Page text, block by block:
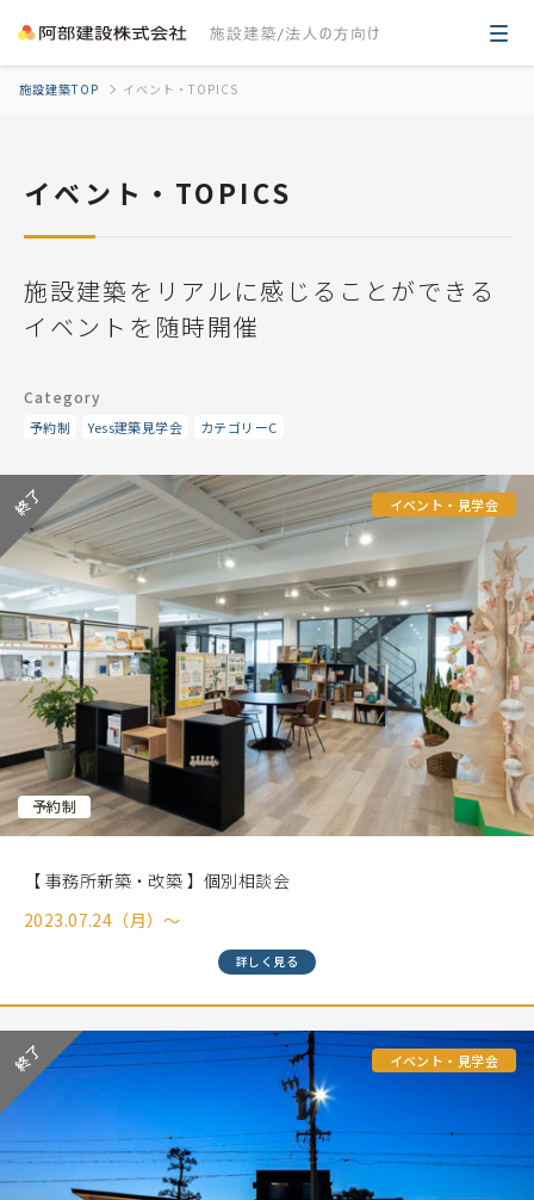
施設建築TOP イベント・TOPICS
イベント・TOPICS
施設建築をリアルに感じることができる
イベントを随時開催
Category
予約制 Yess建築見学会 カテゴリーC
予約制
イベント・見学会
【 事務所新築・改築 】個別相談会
2023.07.24（月）〜
詳しく見る
イベント・見学会